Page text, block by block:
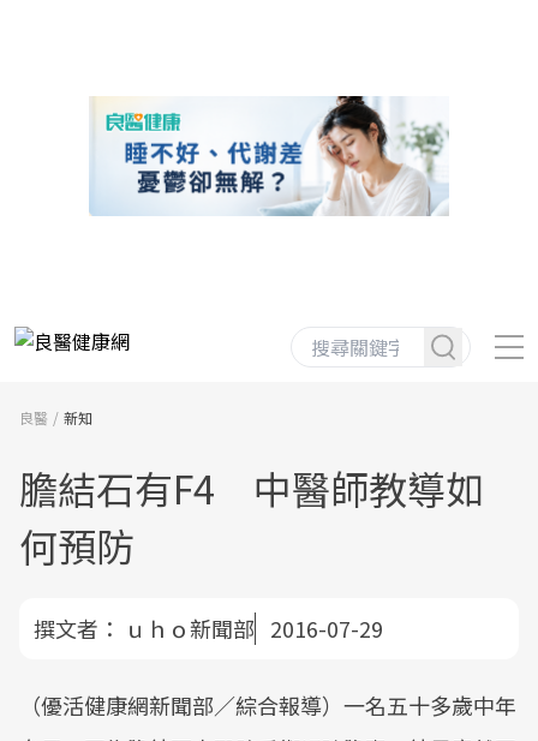
良醫 新知
膽結石有F4 中醫師教導如
何預防
撰文者： ｕｈｏ新聞部 2016-07-29
（優活健康網新聞部／綜合報導）一名五十多歲中年